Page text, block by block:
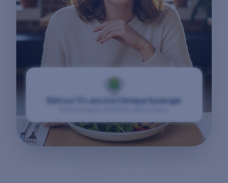
Bâti sur 17+ ans à la Clinique Synergie